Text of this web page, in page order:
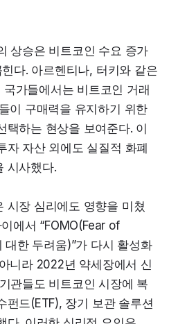
상승은 비트코인 수요 증가
다. 아르헨티나, 터키와 같은
가들에서는 비트코인 거래
이 구매력을 유지하기 위한
택하는 현상을 보여준다. 이
자 자산 외에도 실질적 화폐
시사했다.
시장 심리에도 영향을 미쳤
에서 “FOMO(Fear of
한 두려움)”가 다시 활성화
니라 2022년 약세장에서 신
관들도 비트코인 시장에 복
펀드(ETF), 장기 보관 솔루션